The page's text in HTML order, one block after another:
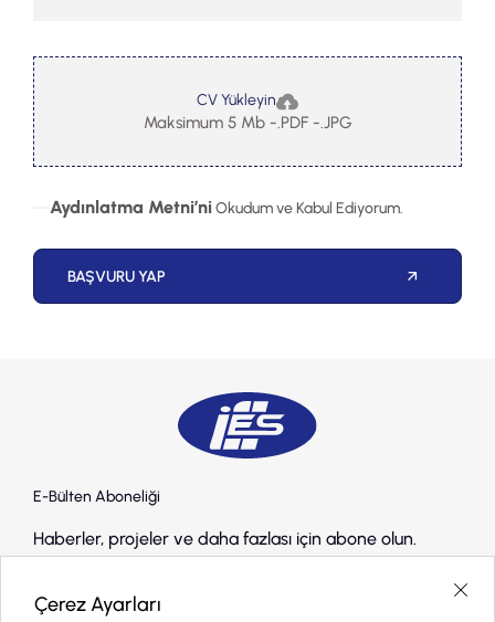
CV Yükleyin
Maksimum 5 Mb -.PDF -.JPG
Aydınlatma Metni’niOkudum ve Kabul Ediyorum.
BAŞVURU YAP
E-Bülten Aboneliği
Haberler, projeler ve daha fazlası için abone olun.
Çerez Ayarları